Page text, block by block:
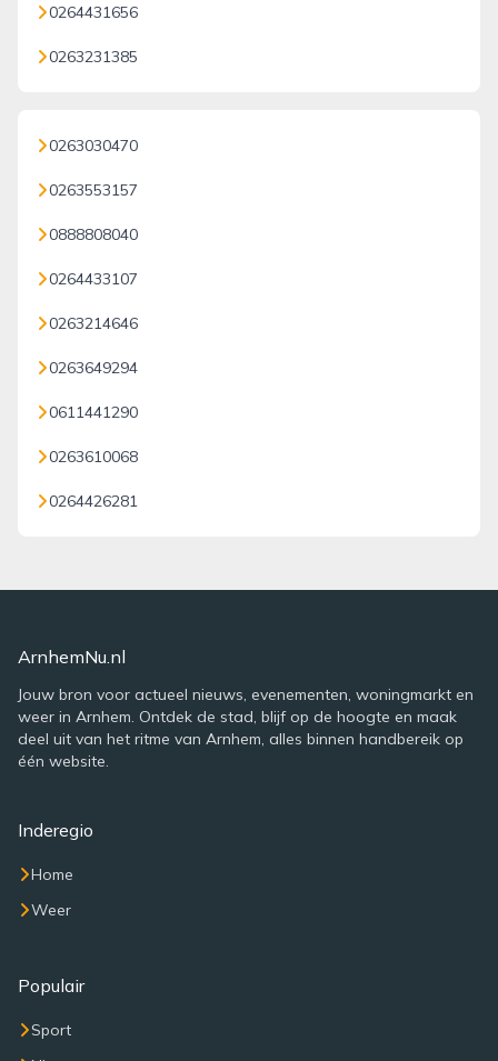
0264431656
0263231385
0263030470
0263553157
0888808040
0264433107
0263214646
0263649294
0611441290
0263610068
0264426281
ArnhemNu.nl
Jouw bron voor actueel nieuws, evenementen, woningmarkt en
weer in Arnhem. Ontdek de stad, blijf op de hoogte en maak
deel uit van het ritme van Arnhem, alles binnen handbereik op
één website.
Inderegio
Home
Weer
Populair
Sport